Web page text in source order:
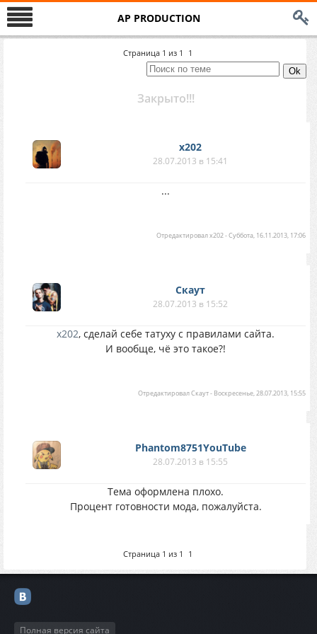
AP PRODUCTION
Страница 1 из 1 1
Закрыто!!!
x202
28.07.2013 в 15:41
...
Отредактировалx202-Суббота, 16.11.2013, 17:06
Скаут
28.07.2013 в 15:52
x202, сделай себе татуху с правилами сайта.
И вообще, чё это такое?!
ОтредактировалСкаут- Воскресенье, 28.07.2013, 15:55
Phantom8751YouTube
28.07.2013 в 15:55
Тема оформлена плохо.
Процент готовности мода, пожалуйста.
Страница 1 из 1 1
Полная версия сайта